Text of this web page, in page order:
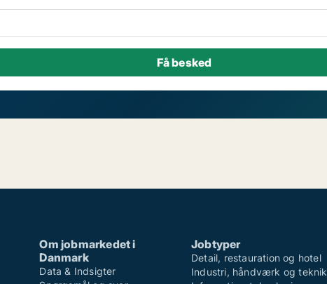
Om jobmarkedet i
Danmark
Data & Indsigter
Jobtyper
Detail, restauration og hotel
Industri, håndværk og teknik